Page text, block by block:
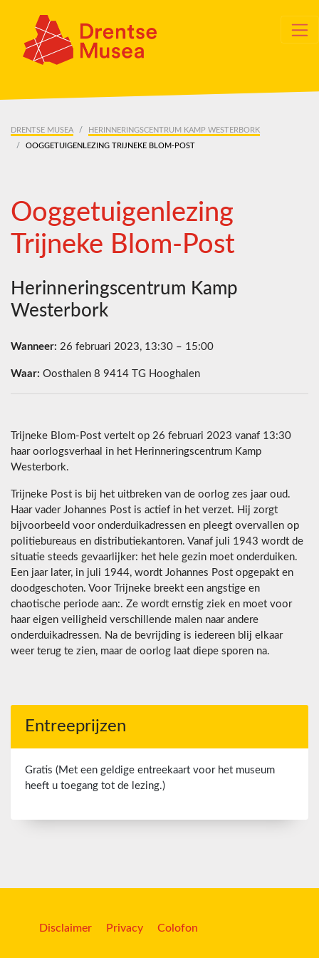
DRENTSE MUSEA
HERINNERINGSCENTRUM KAMP WESTERBORK
OOGGETUIGENLEZING TRIJNEKE BLOM-POST
Ooggetuigenlezing
Trijneke Blom-Post
Herinneringscentrum Kamp
Westerbork
Wanneer: 26 februari 2023, 13:30 – 15:00
Waar: Oosthalen 8 9414 TG Hooghalen
Trijneke Blom-Post vertelt op 26 februari 2023 vanaf 13:30
haar oorlogsverhaal in het Herinneringscentrum Kamp
Westerbork.
Trijneke Post is bij het uitbreken van de oorlog zes jaar oud.
Haar vader Johannes Post is actief in het verzet. Hij zorgt
bijvoorbeeld voor onderduikadressen en pleegt overvallen op
politiebureaus en distributiekantoren. Vanaf juli 1943 wordt de
situatie steeds gevaarlijker: het hele gezin moet onderduiken.
Een jaar later, in juli 1944, wordt Johannes Post opgepakt en
doodgeschoten. Voor Trijneke breekt een angstige en
chaotische periode aan:. Ze wordt ernstig ziek en moet voor
haar eigen veiligheid verschillende malen naar andere
onderduikadressen. Na de bevrijding is iedereen blij elkaar
weer terug te zien, maar de oorlog laat diepe sporen na.
Entreeprijzen
Gratis (Met een geldige entreekaart voor het museum
heeft u toegang tot de lezing.)
Disclaimer Privacy Colofon